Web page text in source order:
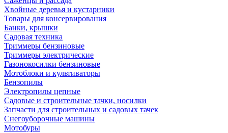
Хвойные деревья и кустарники
Товары для консервирования
Банки, крышки
Садовая техника
Триммеры бензиновые
Триммеры электрические
Газонокосилки бензиновые
Мотоблоки и культиваторы
Бензопилы
Электропилы цепные
Садовые и строительные тачки, носилки
Запчасти для строительных и садовых тачек
Снегоуборочные машины
Мотобуры